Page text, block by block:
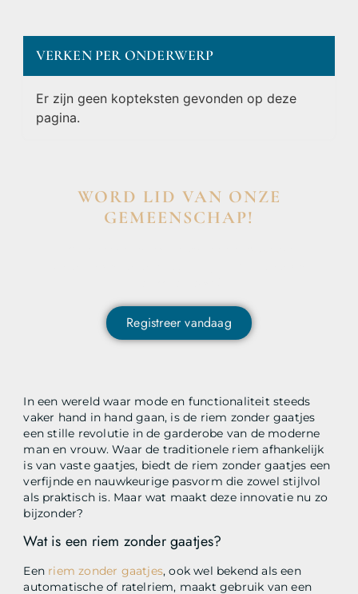
In een wereld waar mode en functionaliteit steeds
vaker hand in hand gaan, is de riem zonder gaatjes
een stille revolutie in de garderobe van de moderne
man en vrouw. Waar de traditionele riem afhankelijk
is van vaste gaatjes, biedt de riem zonder gaatjes een
verfijnde en nauwkeurige pasvorm die zowel stijlvol
als praktisch is. Maar wat maakt deze innovatie nu zo
bijzonder?
Wat is een riem zonder gaatjes?
Een riem zonder gaatjes, ook wel bekend als een
automatische of ratelriem, maakt gebruik van een
VERKEN PER ONDERWERP
Er zijn geen kopteksten gevonden op deze
pagina.
WORD LID VAN ONZE
GEMEENSCHAP!
Registreer vandaag